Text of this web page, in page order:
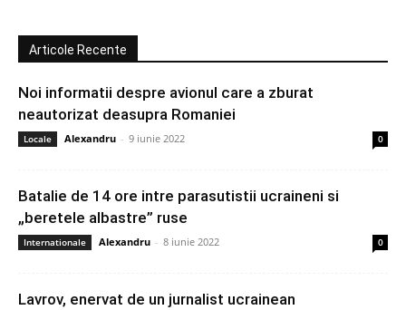
Articole Recente
Noi informatii despre avionul care a zburat
neautorizat deasupra Romaniei
Locale Alexandru - 9 iunie 2022 0
Batalie de 14 ore intre parasutistii ucraineni si
„beretele albastre” ruse
Internationale Alexandru - 8 iunie 2022 0
Lavrov, enervat de un jurnalist ucrainean